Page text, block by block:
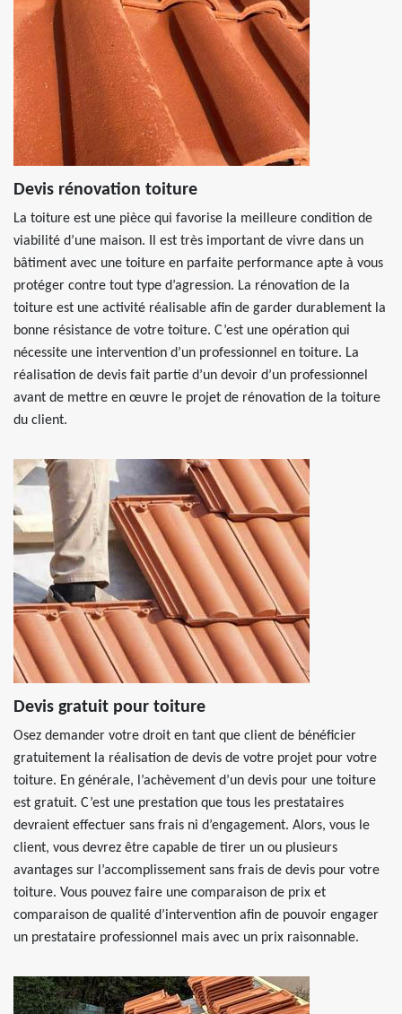
Devis rénovation toiture
La toiture est une pièce qui favorise la meilleure condition de
viabilité d’une maison. Il est très important de vivre dans un
bâtiment avec une toiture en parfaite performance apte à vous
protéger contre tout type d’agression. La rénovation de la
toiture est une activité réalisable afin de garder durablement la
bonne résistance de votre toiture. C’est une opération qui
nécessite une intervention d’un professionnel en toiture. La
réalisation de devis fait partie d’un devoir d’un professionnel
avant de mettre en œuvre le projet de rénovation de la toiture
du client.
Devis gratuit pour toiture
Osez demander votre droit en tant que client de bénéficier
gratuitement la réalisation de devis de votre projet pour votre
toiture. En générale, l’achèvement d’un devis pour une toiture
est gratuit. C’est une prestation que tous les prestataires
devraient effectuer sans frais ni d’engagement. Alors, vous le
client, vous devrez être capable de tirer un ou plusieurs
avantages sur l’accomplissement sans frais de devis pour votre
toiture. Vous pouvez faire une comparaison de prix et
comparaison de qualité d’intervention afin de pouvoir engager
un prestataire professionnel mais avec un prix raisonnable.